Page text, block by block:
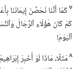
٧كَمَا أَنَّنَا نُحَصِّنُ إِيمَانَنَا
كَمْ كَانَ هٰؤُلَاءِ ٱلرِّجَالُ
ٱلْيَوْمَ!‏
٨مَثَلًا،‏ مَاذَا لَوْ أُخْبِرَ